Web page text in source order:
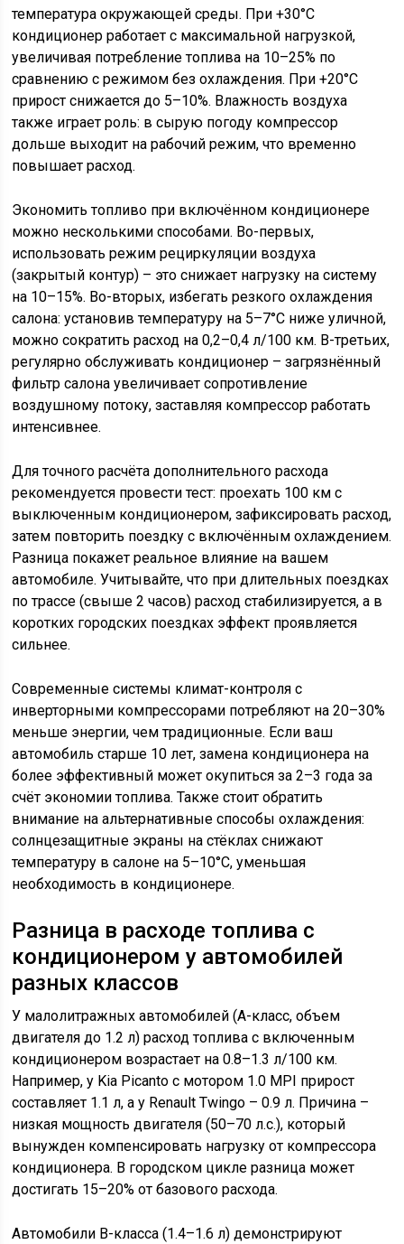
температура окружающей среды. При +30°C
кондиционер работает с максимальной нагрузкой,
увеличивая потребление топлива на 10–25% по
сравнению с режимом без охлаждения. При +20°C
прирост снижается до 5–10%. Влажность воздуха
также играет роль: в сырую погоду компрессор
дольше выходит на рабочий режим, что временно
повышает расход.
Экономить топливо при включённом кондиционере
можно несколькими способами. Во-первых,
использовать режим рециркуляции воздуха
(закрытый контур) – это снижает нагрузку на систему
на 10–15%. Во-вторых, избегать резкого охлаждения
салона: установив температуру на 5–7°C ниже уличной,
можно сократить расход на 0,2–0,4 л/100 км. В-третьих,
регулярно обслуживать кондиционер – загрязнённый
фильтр салона увеличивает сопротивление
воздушному потоку, заставляя компрессор работать
интенсивнее.
Для точного расчёта дополнительного расхода
рекомендуется провести тест: проехать 100 км с
выключенным кондиционером, зафиксировать расход,
затем повторить поездку с включённым охлаждением.
Разница покажет реальное влияние на вашем
автомобиле. Учитывайте, что при длительных поездках
по трассе (свыше 2 часов) расход стабилизируется, а в
коротких городских поездках эффект проявляется
сильнее.
Современные системы климат-контроля с
инверторными компрессорами потребляют на 20–30%
меньше энергии, чем традиционные. Если ваш
автомобиль старше 10 лет, замена кондиционера на
более эффективный может окупиться за 2–3 года за
счёт экономии топлива. Также стоит обратить
внимание на альтернативные способы охлаждения:
солнцезащитные экраны на стёклах снижают
температуру в салоне на 5–10°C, уменьшая
необходимость в кондиционере.
Разница в расходе топлива с
кондиционером у автомобилей
разных классов
У малолитражных автомобилей (A-класс, объем
двигателя до 1.2 л) расход топлива с включенным
кондиционером возрастает на 0.8–1.3 л/100 км.
Например, у Kia Picanto с мотором 1.0 MPI прирост
составляет 1.1 л, а у Renault Twingo – 0.9 л. Причина –
низкая мощность двигателя (50–70 л.с.), который
вынужден компенсировать нагрузку от компрессора
кондиционера. В городском цикле разница может
достигать 15–20% от базового расхода.
Автомобили B-класса (1.4–1.6 л) демонстрируют